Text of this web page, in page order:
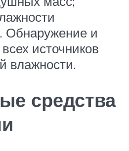
Обнаружение и
источников
влажности.
средства